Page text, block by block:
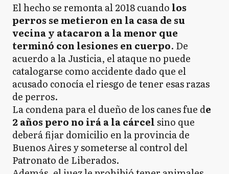
El hecho se remonta al 2018 cuando los
perros se metieron en la casa de su
vecina y atacaron a la menor que
terminó con lesiones en cuerpo. De
acuerdo a la Justicia, el ataque no puede
catalogarse como accidente dado que el
acusado conocía el riesgo de tener esas razas
de perros.
La condena para el dueño de los canes fue de
2 años pero no irá a la cárcelsino que
deberá fijar domicilio en la provincia de
Buenos Aires y someterse al control del
Patronato de Liberados.